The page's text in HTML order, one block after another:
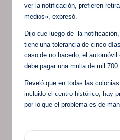
ver la notificación, prefieren
medios», expresó.
Dijo que luego de la
tiene una tolerancia de cinco
caso de no hacerlo, el
debe pagar una multa de mil 700
Reveló que en todas las
incluido el centro histórico, hay
por lo que el problema es de